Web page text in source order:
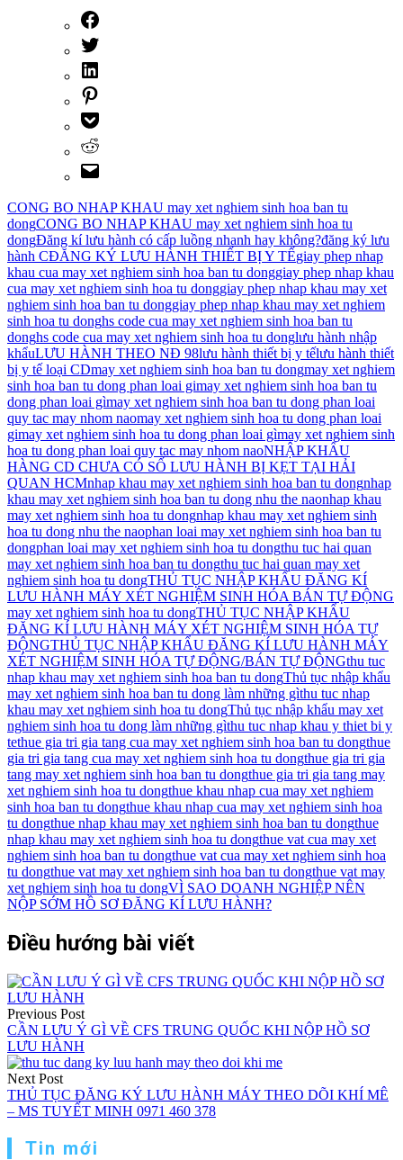
CONG BO NHAP KHAU may xet nghiem sinh hoa ban tu
dongCONG BO NHAP KHAU may xet nghiem sinh hoa tu
dongĐăng kí lưu hành có cấp luồng nhanh hay không?đăng ký lưu
hành CĐĂNG KÝ LƯU HÀNH THIẾT BỊ Y TẾgiay phep nhap
khau cua may xet nghiem sinh hoa ban tu donggiay phep nhap khau
cua may xet nghiem sinh hoa tu donggiay phep nhap khau may xet
nghiem sinh hoa ban tu donggiay phep nhap khau may xet nghiem
sinh hoa tu donghs code cua may xet nghiem sinh hoa ban tu
donghs code cua may xet nghiem sinh hoa tu donglưu hành nhập
khẩuLƯU HÀNH THEO NĐ 98lưu hành thiết bị y tếlưu hành thiết
bị y tế loại CDmay xet nghiem sinh hoa ban tu dongmay xet nghiem
sinh hoa ban tu dong phan loai gimay xet nghiem sinh hoa ban tu
dong phan loai gìmay xet nghiem sinh hoa ban tu dong phan loai
quy tac may nhom naomay xet nghiem sinh hoa tu dong phan loai
gimay xet nghiem sinh hoa tu dong phan loai gìmay xet nghiem sinh
hoa tu dong phan loai quy tac may nhom naoNHẬP KHẨU
HÀNG CD CHƯA CÓ SỐ LƯU HÀNH BỊ KẸT TẠI HẢI
QUAN HCMnhap khau may xet nghiem sinh hoa ban tu dongnhap
khau may xet nghiem sinh hoa ban tu dong nhu the naonhap khau
may xet nghiem sinh hoa tu dongnhap khau may xet nghiem sinh
hoa tu dong nhu the naophan loai may xet nghiem sinh hoa ban tu
dongphan loai may xet nghiem sinh hoa tu dongthu tuc hai quan
may xet nghiem sinh hoa ban tu dongthu tuc hai quan may xet
nghiem sinh hoa tu dongTHỦ TỤC NHẬP KHẨU ĐĂNG KÍ
LƯU HÀNH MÁY XÉT NGHIỆM SINH HÓA BÁN TỰ ĐỘNG
may xet nghiem sinh hoa tu dongTHỦ TỤC NHẬP KHẨU
ĐĂNG KÍ LƯU HÀNH MÁY XÉT NGHIỆM SINH HÓA TỰ
ĐỘNGTHỦ TỤC NHẬP KHẨU ĐĂNG KÍ LƯU HÀNH MÁY
XÉT NGHIỆM SINH HÓA TỰ ĐỘNG/BÁN TỰ ĐỘNGthu tuc
nhap khau may xet nghiem sinh hoa ban tu dongThủ tục nhập khẩu
may xet nghiem sinh hoa ban tu dong làm những gìthu tuc nhap
khau may xet nghiem sinh hoa tu dongThủ tục nhập khẩu may xet
nghiem sinh hoa tu dong làm những gìthu tuc nhap khau y thiet bi y
tethue gia tri gia tang cua may xet nghiem sinh hoa ban tu dongthue
gia tri gia tang cua may xet nghiem sinh hoa tu dongthue gia tri gia
tang may xet nghiem sinh hoa ban tu dongthue gia tri gia tang may
xet nghiem sinh hoa tu dongthue khau nhap cua may xet nghiem
sinh hoa ban tu dongthue khau nhap cua may xet nghiem sinh hoa
tu dongthue nhap khau may xet nghiem sinh hoa ban tu dongthue
nhap khau may xet nghiem sinh hoa tu dongthue vat cua may xet
nghiem sinh hoa ban tu dongthue vat cua may xet nghiem sinh hoa
tu dongthue vat may xet nghiem sinh hoa ban tu dongthue vat may
xet nghiem sinh hoa tu dongVÌ SAO DOANH NGHIỆP NÊN
NỘP SỚM HỒ SƠ ĐĂNG KÍ LƯU HÀNH?
Điều hướng bài viết
Previous Post
CẦN LƯU Ý GÌ VỀ CFS TRUNG QUỐC KHI NỘP HỒ SƠ
LƯU HÀNH
Next Post
THỦ TỤC ĐĂNG KÝ LƯU HÀNH MÁY THEO DÕI KHÍ MÊ
– MS TUYẾT MINH 0971 460 378
Tin mới